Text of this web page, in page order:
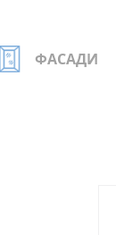
ФАСАДИ